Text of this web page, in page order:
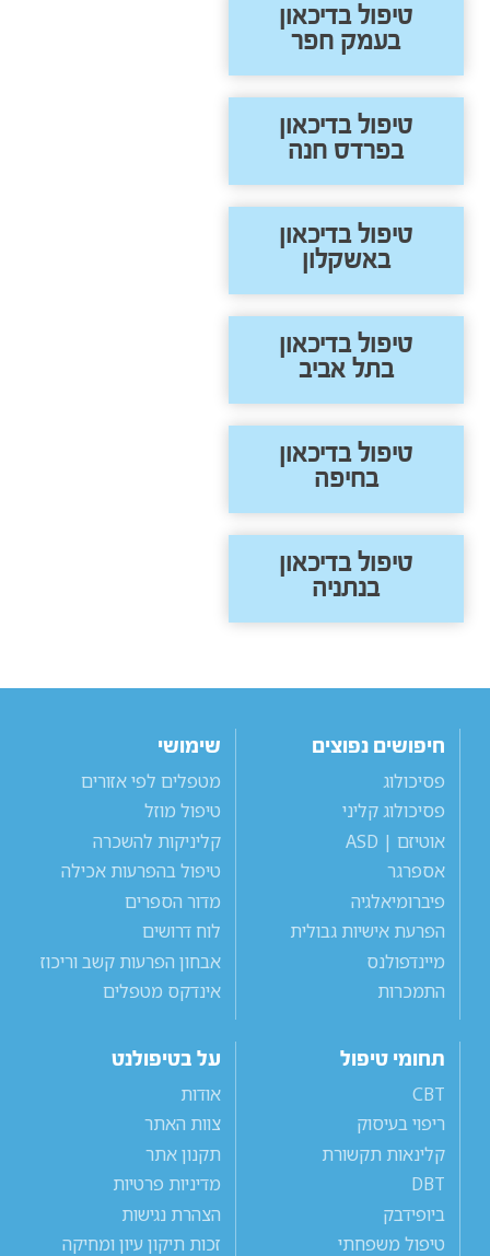
טיפול בדיכאון
בעמק חפר
טיפול בדיכאון
בפרדס חנה
טיפול בדיכאון
באשקלון
טיפול בדיכאון
בתל אביב
טיפול בדיכאון
בחיפה
טיפול בדיכאון
בנתניה
חיפושים נפוצים
פסיכולוג
פסיכולוג קליני
אוטיזם | ASD
אספרגר
פיברומיאלגיה
הפרעת אישיות גבולית
מיינדפולנס
התמכרות
שימושי
מטפלים לפי אזורים
טיפול מוזל
קליניקות להשכרה
טיפול בהפרעות אכילה
מדור הספרים
לוח דרושים
אבחון הפרעות קשב וריכוז
אינדקס מטפלים
תחומי טיפול
CBT
ריפוי בעיסוק
קלינאות תקשורת
DBT
ביופידבק
טיפול משפחתי
על בטיפולנט
אודות
צוות האתר
תקנון אתר
מדיניות פרטיות
הצהרת נגישות
זכות תיקון עיון ומחיקה